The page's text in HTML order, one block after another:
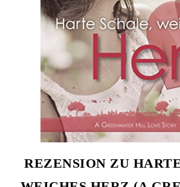
REZENSION ZU